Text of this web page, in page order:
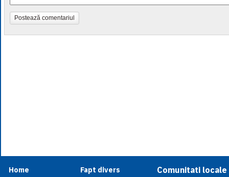
Postează comentariul
Home
Fapt divers
Comunitati locale